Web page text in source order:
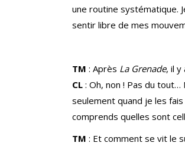
une routine systématique.
sentir libre de mes
TM : Après La Grenade, il y
CL : Oh, non ! Pas du tout…
seulement quand je les
comprends quelles sont
TM : Et comment se vit le